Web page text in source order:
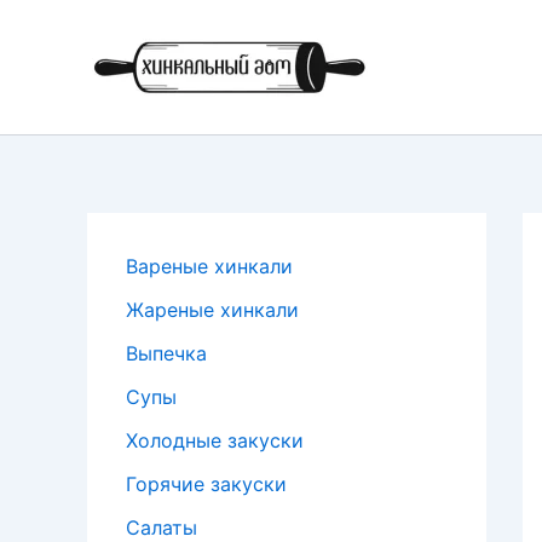
содержимому
Вареные хинкали
Жареные хинкали
Выпечка
Супы
Холодные закуски
Горячие закуски
Салаты